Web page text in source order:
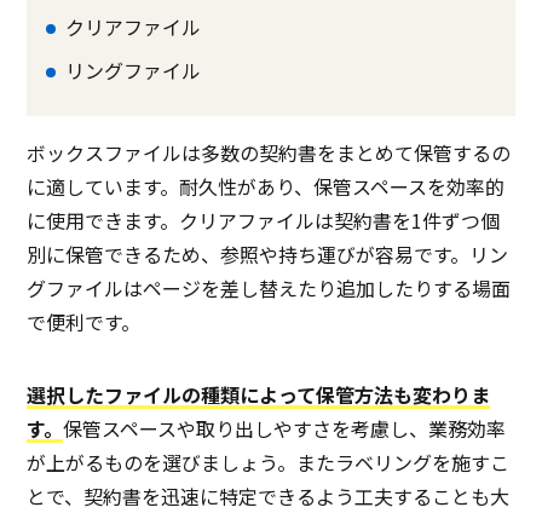
クリアファイル
リングファイル
ボックスファイルは多数の契約書をまとめて保管するの
に適しています。耐久性があり、保管スペースを効率的
に使用できます。クリアファイルは契約書を1件ずつ個
別に保管できるため、参照や持ち運びが容易です。リン
グファイルはページを差し替えたり追加したりする場面
で便利です。
選択したファイルの種類によって保管方法も変わりま
す。保管スペースや取り出しやすさを考慮し、業務効率
が上がるものを選びましょう。またラベリングを施すこ
とで、契約書を迅速に特定できるよう工夫することも大